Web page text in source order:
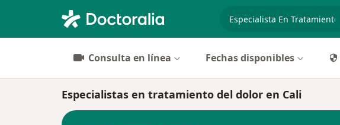
Consulta en línea Fechas disponibles
Especialistas en tratamiento del dolor en Cali